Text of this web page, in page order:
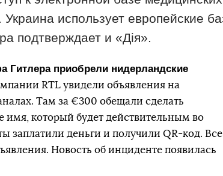
Украина использует европейские
подтверждает и «Дія».
Гитлера приобрели нидерландские
RTL увидели объявления на
Там за €300 обещали сделать
имя, который будет действительным во
заплатили деньги и получили QR-код. Все
Новость об инциденте появилась